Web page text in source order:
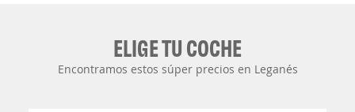
ELIGE TU COCHE
Encontramos estos súper precios en Leganés